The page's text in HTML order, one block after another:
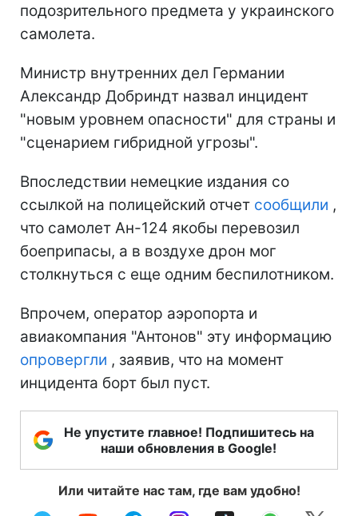
подозрительного предмета у украинского
самолета.
Министр внутренних дел Германии
Александр Добриндт назвал инцидент
"новым уровнем опасности" для страны и
"сценарием гибридной угрозы".
Впоследствии немецкие издания со
ссылкой на полицейский отчет сообщили ,
что самолет Ан-124 якобы перевозил
боеприпасы, а в воздухе дрон мог
столкнуться с еще одним беспилотником.
Впрочем, оператор аэропорта и
авиакомпания "Антонов" эту информацию
опровергли , заявив, что на момент
инцидента борт был пуст.
Не упустите главное! Подпишитесь на
наши обновления в Google!
Или читайте нас там, где вам удобно!